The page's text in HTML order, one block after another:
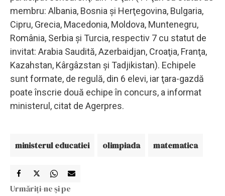
membru: Albania, Bosnia şi Herţegovina, Bulgaria,
Cipru, Grecia, Macedonia, Moldova, Muntenegru,
România, Serbia şi Turcia, respectiv 7 cu statut de
invitat: Arabia Saudită, Azerbaidjan, Croaţia, Franţa,
Kazahstan, Kârgâzstan şi Tadjikistan). Echipele
sunt formate, de regulă, din 6 elevi, iar ţara-gazdă
poate înscrie două echipe în concurs, a informat
ministerul, citat de Agerpres.
ministerul educatiei olimpiada matematica
Urmăriți-ne și pe